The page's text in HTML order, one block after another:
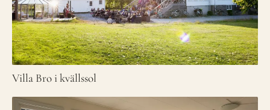
Villa Bro i kvällssol